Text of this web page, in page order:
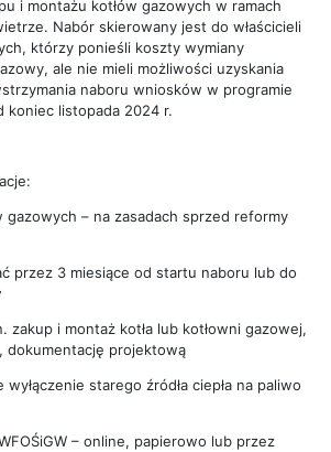
i montażu kotłów gazowych w ramach
Nabór skierowany jest do właścicieli
którzy ponieśli koszty wymiany
ale nie mieli możliwości uzyskania
naboru wniosków w programie
koniec listopada 2024 r.
gazowych – na zasadach sprzed reformy
przez 3 miesiące od startu naboru lub do
zakup i montaż kotła lub kotłowni gazowej,
dokumentację projektową
wyłączenie starego źródła ciepła na paliwo
– online, papierowo lub przez